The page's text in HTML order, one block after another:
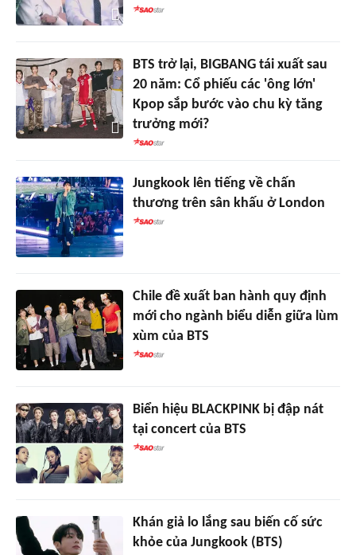
BTS trở lại, BIGBANG tái xuất sau
20 năm: Cổ phiếu các 'ông lớn'
Kpop sắp bước vào chu kỳ tăng
trưởng mới?
Jungkook lên tiếng về chấn
thương trên sân khấu ở London
Chile đề xuất ban hành quy định
mới cho ngành biểu diễn giữa lùm
xùm của BTS
Biển hiệu BLACKPINK bị đập nát
tại concert của BTS
Khán giả lo lắng sau biến cố sức
khỏe của Jungkook (BTS)